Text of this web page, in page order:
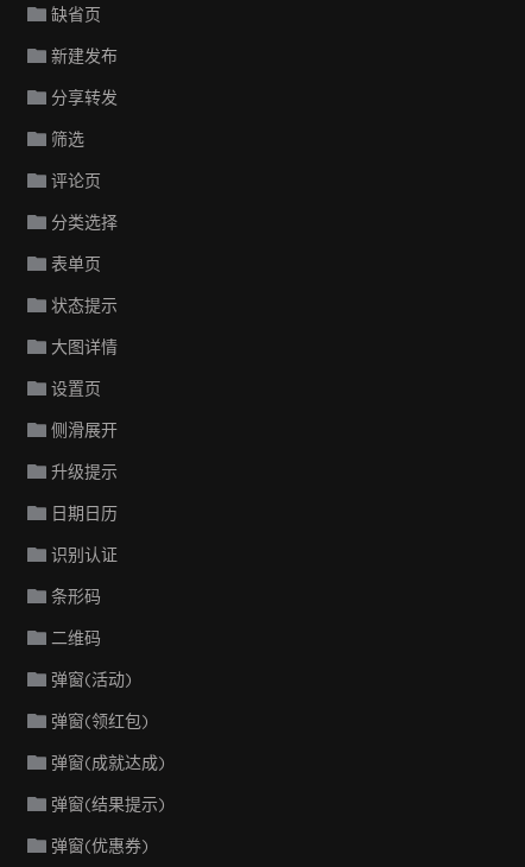
缺省页
新建发布
分享转发
筛选
评论页
分类选择
表单页
状态提示
大图详情
设置页
侧滑展开
升级提示
日期日历
识别认证
条形码
二维码
弹窗(活动)
弹窗(领红包)
弹窗(成就达成)
弹窗(结果提示)
弹窗(优惠券)